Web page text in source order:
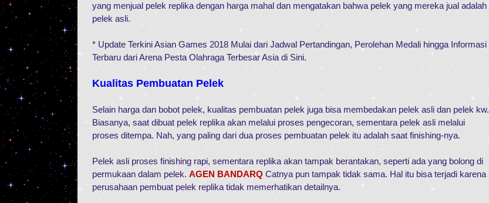
yang menjual pelek replika dengan harga mahal dan mengatakan bahwa pelek yang mereka jual adalah
pelek asli.
* Update Terkini Asian Games 2018 Mulai dari Jadwal Pertandingan, Perolehan Medali hingga Informasi
Terbaru dari Arena Pesta Olahraga Terbesar Asia di Sini.
Kualitas Pembuatan Pelek
Selain harga dan bobot pelek, kualitas pembuatan pelek juga bisa membedakan pelek asli dan pelek kw.
Biasanya, saat dibuat pelek replika akan melalui proses pengecoran, sementara pelek asli melalui
proses ditempa. Nah, yang paling dari dua proses pembuatan pelek itu adalah saat finishing-nya.
Pelek asli proses finishing rapi, sementara replika akan tampak berantakan, seperti ada yang bolong di
permukaan dalam pelek. AGEN BANDARQ Catnya pun tampak tidak sama. Hal itu bisa terjadi karena
perusahaan pembuat pelek replika tidak memerhatikan detailnya.